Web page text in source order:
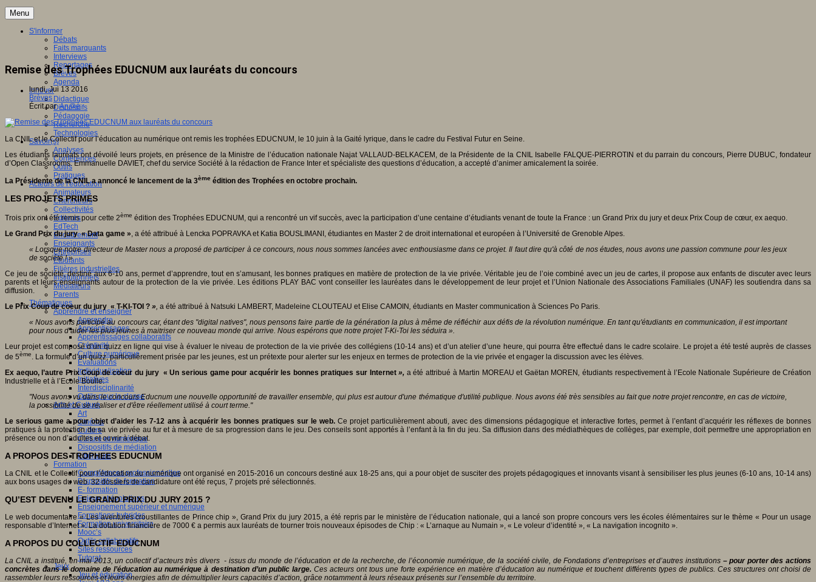
Menu
S'informer
Débats
Faits marquants
Interviews
Reportages
Brèves
Agenda
Innover
Didactique
Dispositifs
Pédagogie
Recherche
Technologies
Savoir(s)
Analyses
Conférences
Outils
Pratiques
Acteurs de l'éducation
Animateurs
Chercheurs
Collectivités
Editeurs
EdTech
Encadrement
Enseignants
Entreprises
Etudiants
Filières industrielles
Institutionnels
Médiateurs
Parents
Thématiques
Apprendre et enseigner
Apprendre
Apprentissages
Apprentissages collaboratifs
Créativité
Culture numérique
Evaluations
Individualisation
Initiatives
Interdisciplinarité
Outils pour la classe
Arts et Culture
Art
Cinéma
Culture
Culture et numérique
Dispositifs de médiation
Littérature
Formation
Compétences professionnelles
Dispositifs de formation
E- formation
Enjeux et évolutions
Enseignement supérieur et numérique
Formations hybrides
Formation universitaire
Mooc’s
Outils collaboratifs
Sites ressources
Tutorat
Jeux
Jeu et éducation
Remise des Trophées EDUCNUM aux lauréats du concours
lundi, Jui 13 2016
Brèves
Écrit parAn@é
La CNIL et le Collectif pour l’éducation au numérique ont remis les trophées EDUCNUM, le 10 juin à la Gaité lyrique, dans le cadre du Festival Futur en Seine.
Les étudiants lauréats ont dévoilé leurs projets, en présence de la Ministre de l’éducation nationale Najat VALLAUD-BELKACEM, de la Présidente de la CNIL Isabelle FALQUE-PIERROTIN et du parrain du concours, Pierre DUBUC, fondateur
d’Open Classrooms. Emmanuelle DAVIET, chef du service Société à la rédaction de France Inter et spécialiste des questions d’éducation, a accepté d’animer amicalement la soirée.
La Présidente de la CNIL a annoncé le lancement de la 3ème édition des Trophées en octobre prochain.
LES PROJETS PRIMES
Trois prix ont été remis pour cette 2ème édition des Trophées EDUCNUM, qui a rencontré un vif succès, avec la participation d’une centaine d’étudiants venant de toute la France : un Grand Prix du jury et deux Prix Coup de cœur, ex aequo.
Le Grand Prix du jury « Data game », a été attribué à Lencka POPRAVKA et Katia BOUSLIMANI, étudiantes en Master 2 de droit international et européen à l’Université de Grenoble Alpes.
« Lorsque notre directeur de Master nous a proposé de participer à ce concours, nous nous sommes lancées avec enthousiasme dans ce projet. Il faut dire qu'à côté de nos études, nous avons une passion commune pour les jeux
de société ! »
Ce jeu de société, destiné aux 6-10 ans, permet d’apprendre, tout en s’amusant, les bonnes pratiques en matière de protection de la vie privée. Véritable jeu de l’oie combiné avec un jeu de cartes, il propose aux enfants de discuter avec leurs
parents et leurs enseignants autour de la protection de la vie privée. Les éditions PLAY BAC vont conseiller les lauréates dans le développement de leur projet et l’Union Nationale des Associations Familiales (UNAF) les soutiendra dans sa
diffusion.
Le Prix Coup de coeur du jury « T-KI-TOI ? », a été attribué à Natsuki LAMBERT, Madeleine CLOUTEAU et Elise CAMOIN, étudiants en Master communication à Sciences Po Paris.
« Nous avons participé au concours car, étant des "digital natives", nous pensons faire partie de la génération la plus à même de réfléchir aux défis de la révolution numérique. En tant qu'étudiants en communication, il est important
pour nous d’aider les plus jeunes à maitriser ce nouveau monde qui arrive. Nous espérons que notre projet T-Ki-Toi les séduira ».
Leur projet est composé d’un quizz en ligne qui vise à évaluer le niveau de protection de la vie privée des collégiens (10-14 ans) et d’un atelier d’une heure, qui pourra être effectué dans le cadre scolaire. Le projet a été testé auprès de classes
de 5ème. La formule d’un quizz, particulièrement prisée par les jeunes, est un prétexte pour alerter sur les enjeux en termes de protection de la vie privée et engager la discussion avec les élèves.
Ex aequo, l’autre Prix Coup de coeur du jury « Un serious game pour acquérir les bonnes pratiques sur Internet», a été attribué à Martin MOREAU et Gaëtan MOREN,étudiants respectivement à l’Ecole Nationale Supérieure de Création
Industrielle et à l’Ecole Boulle.
"Nous avons vu dans le concours Educnum une nouvelle opportunité de travailler ensemble, qui plus est autour d'une thématique d'utilité publique. Nous avons été très sensibles au fait que notre projet rencontre, en cas de victoire,
la possibilité de se réaliser et d'être réellement utilisé à court terme."
Le serious game a pour objet d’aider les 7-12 ans à acquérir les bonnes pratiques sur le web.Ce projet particulièrement abouti, avec des dimensions pédagogique et interactive fortes, permet à l’enfant d’acquérir les réflexes de bonnes
pratiques à la protection de sa vie privée au fur et à mesure de sa progression dans le jeu. Des conseils sont apportés à l’enfant à la fin du jeu. Sa diffusion dans des médiathèques de collèges, par exemple, doit permettre une appropriation en
présence ou non d’adultes et ouvrir à débat.
A PROPOS DES TROPHEES EDUCNUM
La CNIL et le Collectif pour l’éducation au numérique ont organisé en 2015-2016 un concours destiné aux 18-25 ans, qui a pour objet de susciter des projets pédagogiques et innovants visant à sensibiliser les plus jeunes (6-10 ans, 10-14 ans)
aux bons usages du web. 32 dossiers de candidature ont été reçus, 7 projets pré sélectionnés.
QU’EST DEVENU LE GRAND PRIX DU JURY 2015 ?
Le web documentaire « Les aventures croustillantes de Prince chip », Grand Prix du jury 2015, a été repris par le ministère de l’éducation nationale, qui a lancé son propre concours vers les écoles élémentaires sur le thème « Pour un usage
responsable d’Internet ». La dotation financière de 7000 € a permis aux lauréats de tourner trois nouveaux épisodes de Chip : « L’arnaque au Numain », « Le voleur d’identité », « La navigation incognito ».
A PROPOS DU COLLECTIF EDUCNUM
La CNIL a institué, en mai 2013, un collectif d’acteurs très divers - issus du monde de l’éducation et de la recherche, de l’économie numérique, de la société civile, de Fondations d’entreprises et d’autres institutions –pour porter des actions
concrètes dans le domaine de l’éducation au numérique à destination d’un public large. Ces acteurs ont tous une forte expérience en matière d’éducation au numérique et touchent différents types de publics. Ces structures ont choisi de
rassembler leurs ressources et leurs énergies afin de démultiplier leurs capacités d’action, grâce notamment à leurs réseaux présents sur l’ensemble du territoire.